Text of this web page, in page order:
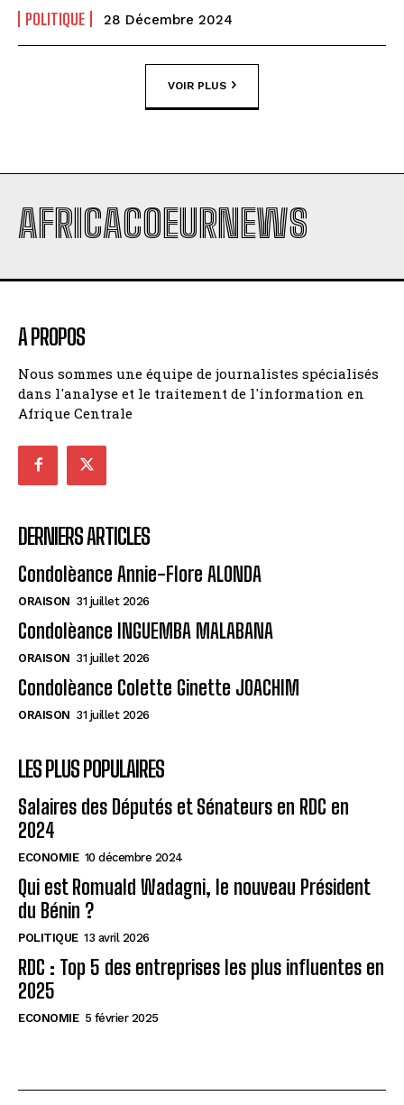
POLITIQUE 28 Décembre 2024
VOIR PLUS
AFRICACOEURNEWS
A PROPOS
Nous sommes une équipe de journalistes spécialisés
dans l'analyse et le traitement de l'information en
Afrique Centrale
DERNIERS ARTICLES
Condolèance Annie-Flore ALONDA
ORAISON 31 juillet 2026
Condolèance INGUEMBA MALABANA
ORAISON 31 juillet 2026
Condolèance Colette Ginette JOACHIM
ORAISON 31 juillet 2026
LES PLUS POPULAIRES
Salaires des Députés et Sénateurs en RDC en
2024
ECONOMIE 10 décembre 2024
Qui est Romuald Wadagni, le nouveau Président
du Bénin ?
POLITIQUE 13 avril 2026
RDC : Top 5 des entreprises les plus influentes en
2025
ECONOMIE 5 février 2025